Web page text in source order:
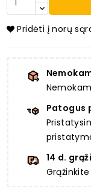
Pridėti į norų
Patogus
14 d.